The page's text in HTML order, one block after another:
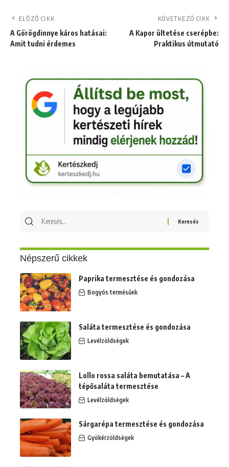
ELŐZŐ CIKK
A Görögdinnye káros hatásai:
Amit tudni érdemes
KÖVETKEZŐ CIKK
A Kapor ültetése cserépbe:
Praktikus útmutató
Keresés
Népszerű cikkek
Paprika termesztése és gondozása
Bogyós termésűek
Saláta termesztése és gondozása
Levélzöldségek
Lollo rossa saláta bemutatása – A
tépősaláta termesztése
Levélzöldségek
Sárgarépa termesztése és gondozása
Gyökérzöldségek